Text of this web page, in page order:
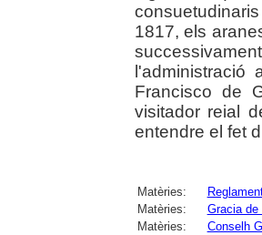
1817, els
Francisco de
visitador reial
entendre el fet
Matèries:
Matèries:
Gracia de
Matèries:
Conselh